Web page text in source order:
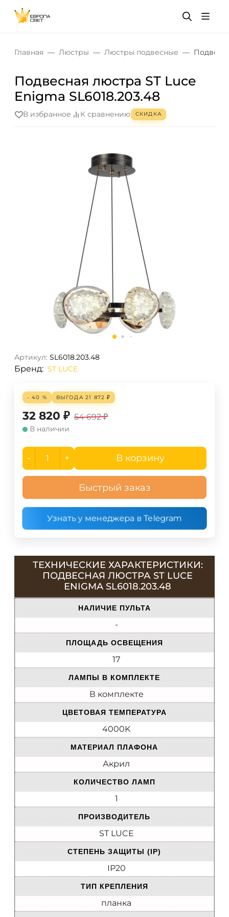
Главная Люстры Люстры подвесные
Подвесная люстра ST Luce
Enigma SL6018.203.48
В избранное К сравнению СКИДКА
Артикул: SL6018.203.48
Бренд: ST LUCE
- 40 % ВЫГОДА 21 872 ₽
32 820 ₽ 54 692 ₽
В наличии
- + В корзину
Быстрый заказ
Узнать у менеджера в Telegram
ТЕХНИЧЕСКИЕ ХАРАКТЕРИСТИКИ:
ПОДВЕСНАЯ ЛЮСТРА ST LUCE
ENIGMA SL6018.203.48
НАЛИЧИЕ ПУЛЬТА
-
ПЛОЩАДЬ ОСВЕЩЕНИЯ
17
ЛАМПЫ В КОМПЛЕКТЕ
В комплекте
ЦВЕТОВАЯ ТЕМПЕРАТУРА
4000K
МАТЕРИАЛ ПЛАФОНА
Акрил
КОЛИЧЕСТВО ЛАМП
1
ПРОИЗВОДИТЕЛЬ
ST LUCE
СТЕПЕНЬ ЗАЩИТЫ (IP)
IP20
ТИП КРЕПЛЕНИЯ
планка